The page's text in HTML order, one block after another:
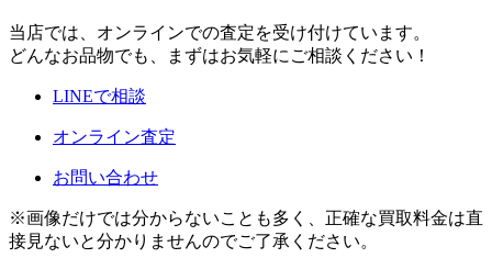
当店では、オンラインでの査定を受け付けています。
どんなお品物でも、まずはお気軽にご相談ください！
LINEで相談
オンライン査定
お問い合わせ
※画像だけでは分からないことも多く、正確な買取料金は直
接見ないと分かりませんのでご了承ください。